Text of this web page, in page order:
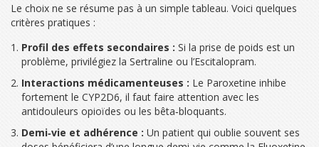
Le choix ne se résume pas à un simple tableau. Voici quelques
critères pratiques :
Profil des effets secondaires : Si la prise de poids est un
problème, privilégiez la Sertraline ou l’Escitalopram.
Interactions médicamenteuses : Le Paroxetine inhibe
fortement le CYP2D6, il faut faire attention avec les
antidouleurs opioïdes ou les bêta‑bloquants.
Demi‑vie et adhérence : Un patient qui oublie souvent ses